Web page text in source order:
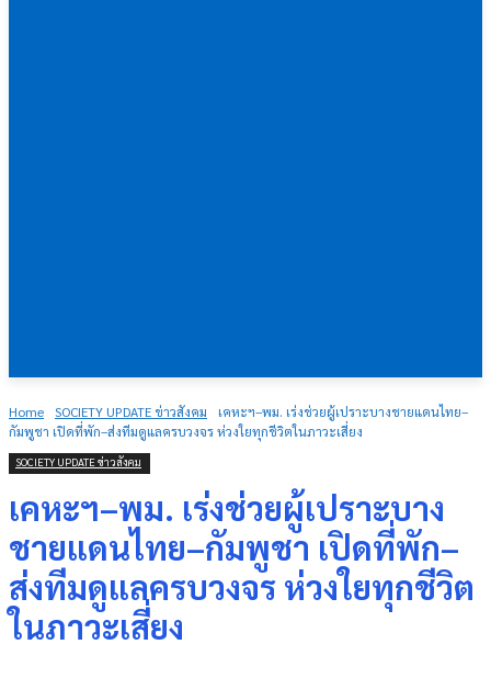
Home SOCIETY UPDATE ข่าวสังคม
เคหะฯ–พม. เร่งช่วยผู้เปราะบางชายแดนไทย–
กัมพูชา เปิดที่พัก–ส่งทีมดูแลครบวงจร ห่วงใยทุกชีวิตในภาวะเสี่ยง
SOCIETY UPDATE ข่าวสังคม
เคหะฯ–พม. เร่งช่วยผู้เปราะบาง
ชายแดนไทย–กัมพูชา เปิดที่พัก–
ส่งทีมดูแลครบวงจร ห่วงใยทุกชีวิต
ในภาวะเสี่ยง